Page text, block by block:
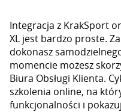
Integracja z KrakSport
XL jest bardzo proste.
dokonasz
momencie możesz
Biura Obsługi Klienta.
szkolenia online, na
funkcjonalności i